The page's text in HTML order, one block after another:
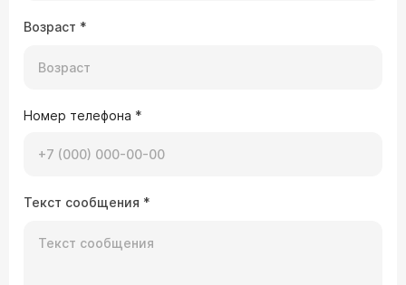
Возраст *
Номер телефона *
Текст сообщения *